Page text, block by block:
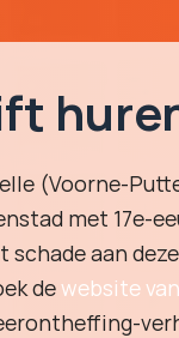
(Voorne-
met 17e-
aan
dewebsite